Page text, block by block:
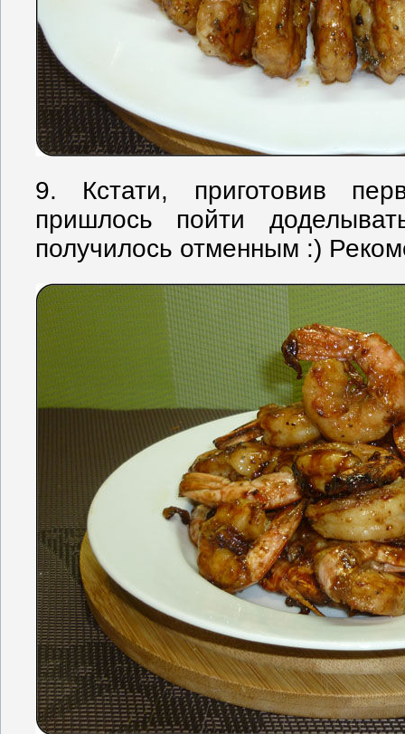
9. Кстати, приготовив
пришлось пойти
получилось отменным :)